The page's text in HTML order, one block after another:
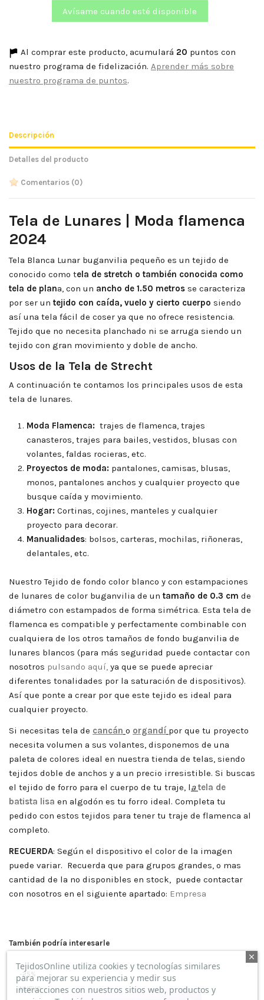
Al comprar este producto, acumulará 20 puntos con
nuestro programa de fidelización. Aprender más sobre
nuestro programa de puntos.
Descripción
Detalles del producto
Comentarios (0)
Tela de Lunares | Moda flamenca
2024
Tela Blanca Lunar buganvilia pequeño es un tejido de
conocido como tela de stretch o también conocida como
tela de plana, con un ancho de 1.50 metros se caracteriza
por ser un tejido con caída, vuelo y cierto cuerpo siendo
así una tela fácil de coser ya que no ofrece resistencia.
Tejido que no necesita planchado ni se arruga siendo un
tejido con gran movimiento y doble de ancho.
Usos de la Tela de Strecht
A continuación te contamos los principales usos de esta
tela de lunares.
Moda Flamenca: trajes de flamenca, trajes
canasteros, trajes para bailes, vestidos, blusas con
volantes, faldas rocieras, etc.
Proyectos de moda: pantalones, camisas, blusas,
monos, pantalones anchos y cualquier proyecto que
busque caída y movimiento.
Hogar: Cortinas, cojines, manteles y cualquier
proyecto para decorar.
Manualidades: bolsos, carteras, mochilas, riñoneras,
delantales, etc.
Nuestro Tejido de fondo color blanco y con estampaciones
de lunares de color buganvilia de un tamaño de 0.3 cm de
diámetro con estampados de forma simétrica. Esta tela de
flamenca es compatible y perfectamente combinable con
cualquiera de los otros tamaños de fondo buganvilia de
lunares blancos (para más seguridad puede contactar con
nosotros pulsando aquí, ya que se puede apreciar
diferentes tonalidades por la saturación de dispositivos).
Así que ponte a crear por que este tejido es ideal para
cualquier proyecto.
Si necesitas tela de cancán o organdí por que tu proyecto
necesita volumen a sus volantes, disponemos de una
paleta de colores ideal en nuestra tienda de telas, siendo
tejidos doble de anchos y a un precio irresistible. Si buscas
el tejido de forro para el cuerpo de tu traje, latela de
batista lisa en algodón es tu forro ideal. Completa tu
pedido con estos tejidos para tener tu traje de flamenca al
completo.
RECUERDA: Según el dispositivo el color de la imagen
puede variar. Recuerda que para grupos grandes, o mas
cantidad de la no disponibles en stock, puede contactar
con nosotros en el siguiente apartado: Empresa
También podría interesarle
-25%
NUEVO
TejidosOnline utiliza cookies y tecnologías similares
para mejorar su experiencia y medir sus
interacciones con nuestros sitios web, productos y